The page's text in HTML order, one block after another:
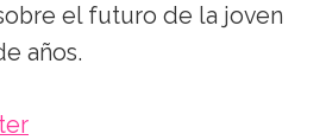
el futuro de la joven
años.